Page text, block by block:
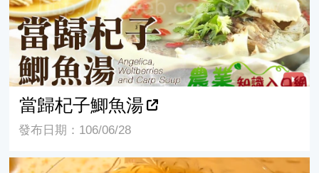
當歸杞子鯽魚湯
發布日期：106/06/28
當歸鮮菇燉蛋